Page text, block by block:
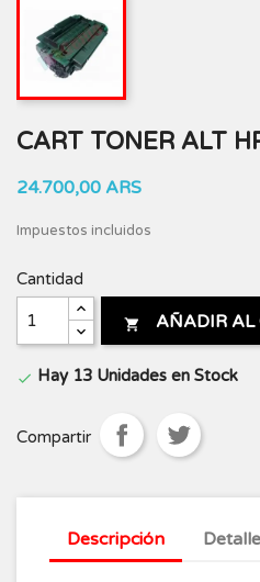
CART TONER ALT
24.700,00 ARS
Impuestos incluidos
Cantidad
 AÑADIR AL
 Hay 13 Unidades en Stock
Compartir
Descripción